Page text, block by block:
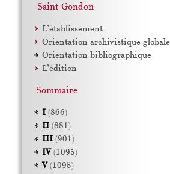
Saint Gondon
L’établissement
Orientation archivistique globale
Orientation bibliographique
L’édition
Sommaire
I(866)
II(881)
III(901)
IV(1095)
V(1095)